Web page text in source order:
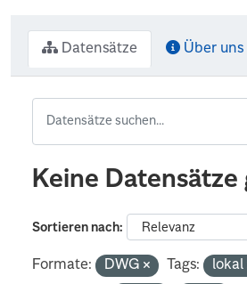
Datensätze Über uns
Keine Datensätze
Sortieren nach
Formate: DWG Tags: lokal